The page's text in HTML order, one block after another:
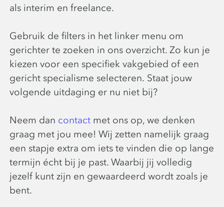
als interim en freelance.
Gebruik de filters in het linker menu om
gerichter te zoeken in ons overzicht. Zo kun je
kiezen voor een specifiek vakgebied of een
gericht specialisme selecteren. Staat jouw
volgende uitdaging er nu niet bij?
Neem dan contact met ons op, we denken
graag met jou mee! Wij zetten namelijk graag
een stapje extra om iets te vinden die op lange
termijn écht bij je past. Waarbij jij volledig
jezelf kunt zijn en gewaardeerd wordt zoals je
bent.